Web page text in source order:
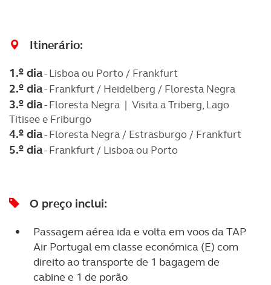
Itinerário:
1.º dia- Lisboa ou Porto / Frankfurt
2.º dia- Frankfurt / Heidelberg / Floresta Negra
3.º dia- Floresta Negra | Visita a Triberg, Lago
Titisee e Friburgo
4.º dia- Floresta Negra / Estrasburgo / Frankfurt
5.º dia- Frankfurt / Lisboa ou Porto
O preço inclui:
Passagem aérea ida e volta em voos da TAP
Air Portugal em classe económica (E) com
direito ao transporte de 1 bagagem de
cabine e 1 de porão